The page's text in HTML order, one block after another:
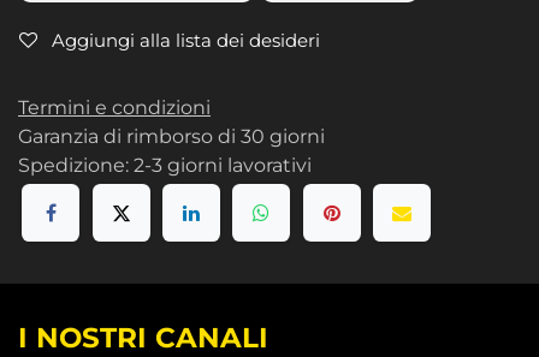
Aggiungi alla lista dei desideri
Termini e condizioni
Garanzia di rimborso di 30 giorni
Spedizione: 2-3 giorni lavorativi
I NOSTRI CANALI